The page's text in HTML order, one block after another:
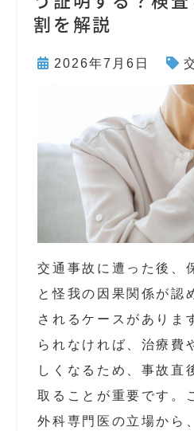
割を解説
2026年7月6日
交通事故に遭った後、
と怪我の因果関係が認
されるケースがありま
られなければ、治療費
しくなるため、事故直
取ることが重要です。
外科専門医の立場から